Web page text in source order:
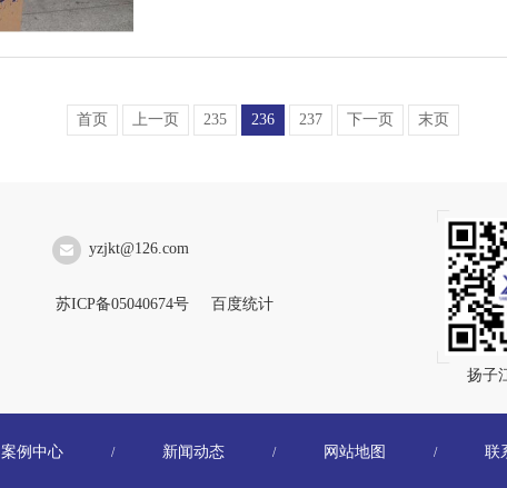
首页 上一页 235 236 237 下一页 末页
yzjkt@126.com
苏ICP备05040674号 百度统计
扬子
案例中心 / 新闻动态 / 网站地图 / 联